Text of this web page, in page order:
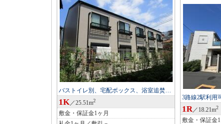
バストイレ別、宅配ボックス、浴室追焚…
1K／25.51m2
敷金・保証金1ヶ月
3路線2駅利用
1R／18.21m2
敷金・保証金